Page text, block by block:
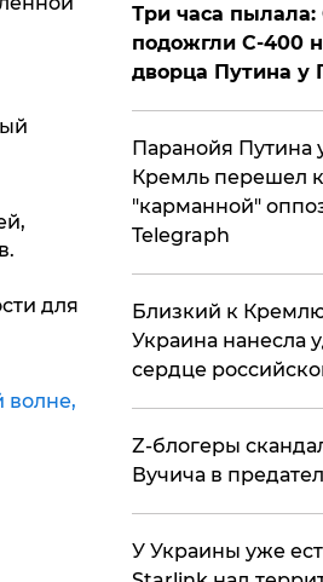
для
волне,
Три часа
подожгли С-400
дворца Путина у
Паранойя Путина
Кремль перешел к
"карманной"
Telegraph
Близкий к
Украина нанесла
сердце
Z-блогеры
Вучича в
У Украины уже